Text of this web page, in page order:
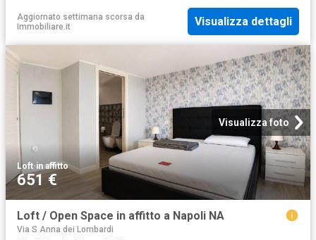
Aggiornato settimana scorsa da
Immobiliare.it
Visualizza dettagli
Visualizza foto
Loft·in affitto
651 €
Loft / Open Space in affitto a Napoli NA
Via S Anna dei Lombardi